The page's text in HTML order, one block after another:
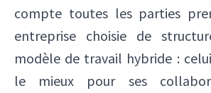
compte toutes les parties
entreprise choisie de
modèle de travail hybride :
le mieux pour ses